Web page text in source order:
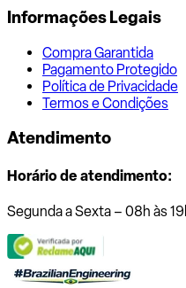
Informações Legais
Compra Garantida
Pagamento Protegido
Política de Privacidade
Termos e Condições
Atendimento
Horário de atendimento:
Segunda a Sexta – 08h às